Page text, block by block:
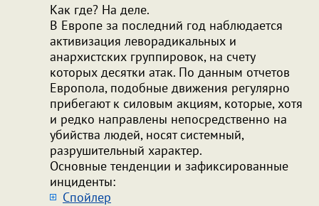
Как где? На деле.
В Европе за последний год наблюдается
активизация леворадикальных и
анархистских группировок, на счету
которых десятки атак. По данным отчетов
Европола, подобные движения регулярно
прибегают к силовым акциям, которые, хотя
и редко направлены непосредственно на
убийства людей, носят системный,
разрушительный характер.
Основные тенденции и зафиксированные
инциденты:
Cпойлер